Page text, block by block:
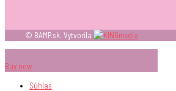
© BAMP.sk. Vytvorila
Buy now
Súhlas